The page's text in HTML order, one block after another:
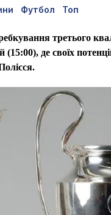
Футбол Топ
третього
де своїх